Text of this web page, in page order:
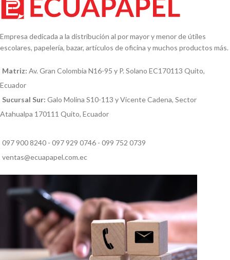
Empresa dedicada a la distribución al por mayor y menor de útiles
escolares, papelería, bazar, artículos de oficina y muchos productos más.
Matriz: Av. Gran Colombia N16-95 y P. Solano EC170113 Quito,
Ecuador
Sucursal Sur: Galo Molina S10-113 y Vicente Cadena, Sector
Atahualpa 170111 Quito, Ecuador
097 900 8240 - 097 929 0746 - 099 752 0739
ventas@ecuapapel.com.ec